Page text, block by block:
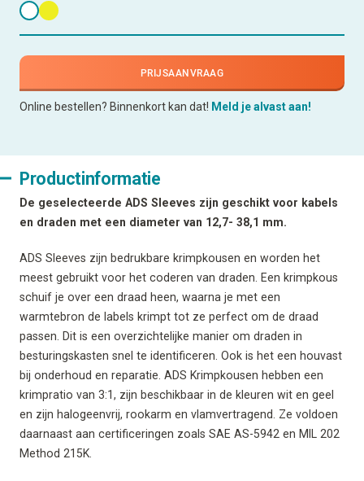
PRIJSAANVRAAG
Online bestellen? Binnenkort kan dat! Meld je alvast aan!
Productinformatie
De geselecteerde ADS Sleeves zijn geschikt voor kabels
en draden met een diameter van 12,7- 38,1 mm.
ADS Sleeves zijn bedrukbare krimpkousen en worden het
meest gebruikt voor het coderen van draden. Een krimpkous
schuif je over een draad heen, waarna je met een
warmtebron de labels krimpt tot ze perfect om de draad
passen. Dit is een overzichtelijke manier om draden in
besturingskasten snel te identificeren. Ook is het een houvast
bij onderhoud en reparatie. ADS Krimpkousen hebben een
krimpratio van 3:1, zijn beschikbaar in de kleuren wit en geel
en zijn halogeenvrij, rookarm en vlamvertragend. Ze voldoen
daarnaast aan certificeringen zoals SAE AS-5942 en MIL 202
Method 215K.